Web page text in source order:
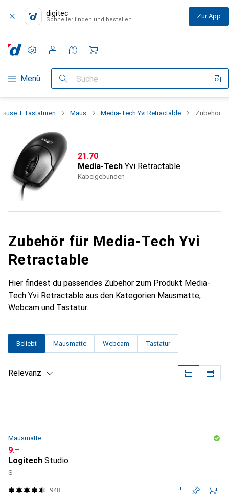
digitec
Schneller finden und bestellen Zur App
Navigation nach Kategorien
Menü Suche
Einstellungen
Kundenkonto
Vergleichslisten
Merklisten
Warenkorb
+ Tastaturen Maus Media-Tech Yvi Retractable Zubehör
CHF
21.70
Media-Tech Yvi Retractable
Kabelgebunden
Zubehör für Media-Tech Yvi
Retractable
Hier findest du passendes Zubehör zum Produkt Media-
Tech Yvi Retractable aus den Kategorien Mausmatte,
Webcam und Tastatur.
Beliebt Mausmatte Webcam Tastatur
Relevanz
Mausmatte
CHF
9.–
Logitech Studio
S
948